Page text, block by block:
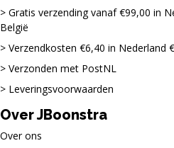
Gratis verzending vanaf €99,00 in
België
Verzendkosten €6,40 in Nederland
Verzonden met PostNL
Leveringsvoorwaarden
Over JBoonstra
Over ons